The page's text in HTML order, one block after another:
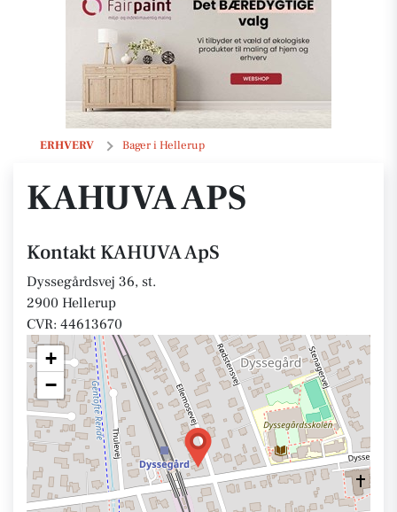
ERHVERV Bager i Hellerup
KAHUVA ApS
KAHUVA APS
Kontakt KAHUVA ApS
Dyssegårdsvej 36, st.
2900 Hellerup
CVR: 44613670
+
−